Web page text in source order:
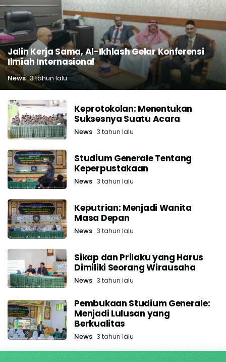
Jalin Kerja Sama, Al-Ikhlash Gelar Konferensi
Ilmiah Internasional
News 3 tahun lalu
Keprotokolan: Menentukan
Suksesnya Suatu Acara
News 3 tahun lalu
Studium Generale Tentang
Keperpustakaan
News 3 tahun lalu
Keputrian: Menjadi Wanita
Masa Depan
News 3 tahun lalu
Sikap dan Prilaku yang Harus
Dimiliki Seorang Wirausaha
News 3 tahun lalu
Pembukaan Studium Generale:
Menjadi Lulusan yang
Berkualitas
News 3 tahun lalu